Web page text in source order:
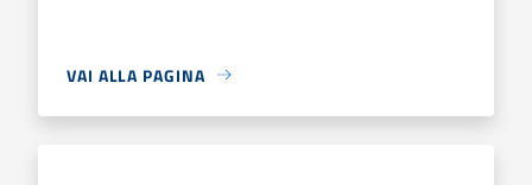
VAI ALLA PAGINA